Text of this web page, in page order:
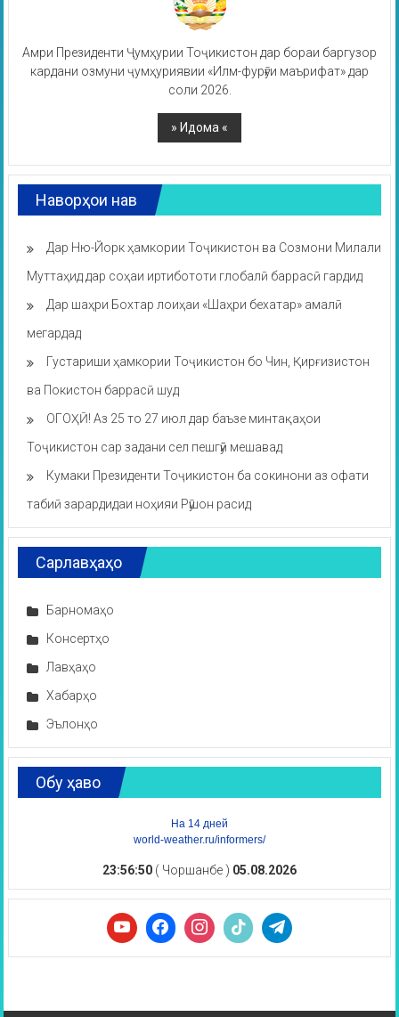
Амри Президенти Ҷумҳурии Тоҷикистон дар бораи баргузор
кардани озмуни ҷумҳуриявии «Илм-фурӯғи маърифат» дар
соли 2026.
Наворҳои нав
Дар Ню-Йорк ҳамкории Тоҷикистон ва Созмони Милали
Муттаҳид дар соҳаи иртибототи глобалӣ баррасӣ гардид
Дар шаҳри Бохтар лоиҳаи «Шаҳри бехатар» амалӣ
мегардад
Густариши ҳамкории Тоҷикистон бо Чин, Қирғизистон
ва Покистон баррасӣ шуд
ОГОҲӢ! Аз 25 то 27 июл дар баъзе минтақаҳои
Тоҷикистон сар задани сел пешгӯӣ мешавад
Кумаки Президенти Тоҷикистон ба сокинони аз офати
табиӣ зарардидаи ноҳияи Рӯшон расид
Сарлавҳаҳо
Барномаҳо
Консертҳо
Лавҳаҳо
Хабарҳо
Эълонҳо
Обу ҳаво
На 14 дней
world-weather.ru/informers/
23:56:51 ( Чоршанбе ) 05.08.2026